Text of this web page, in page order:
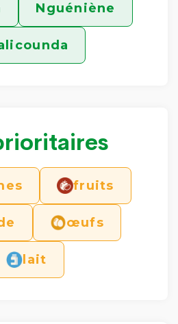
Nguéniène
fruits
œufs
lait